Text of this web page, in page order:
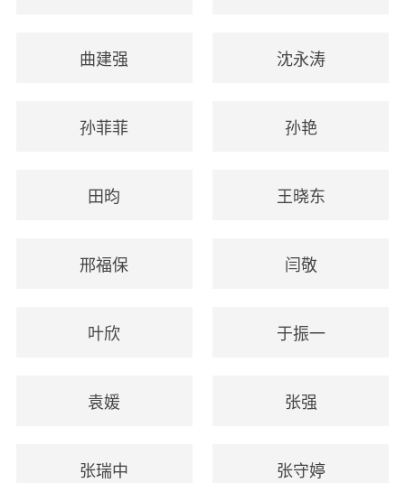
曲建强 沈永涛
孙菲菲 孙艳
田昀 王晓东
邢福保 闫敬
叶欣 于振一
袁媛 张强
张瑞中 张守婷